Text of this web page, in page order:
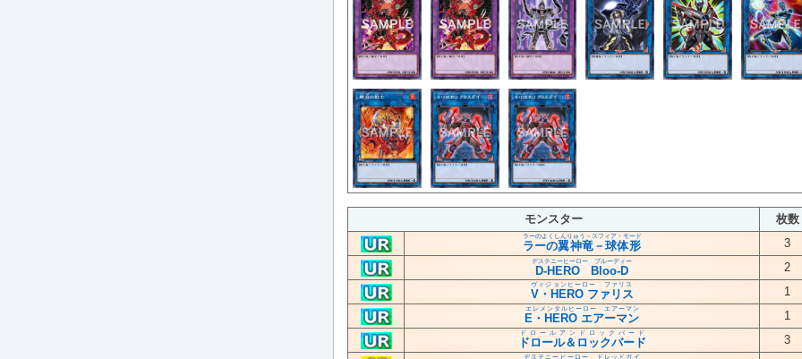
モンスター
枚数
ラーの翼神竜－球体形
ラーのよくしんりゅう－スフィア・モード
3
D-HERO Bloo-D
デステニーヒーロー ブルーディー
2
V・HERO ファリス
ヴィジョンヒーロー ファリス
1
E・HERO エアーマン
エレメンタルヒーロー エアーマン
1
ドロール＆ロックバード
ドロールアンドロックバード
3
デステニーヒーロー ドレッドガイ